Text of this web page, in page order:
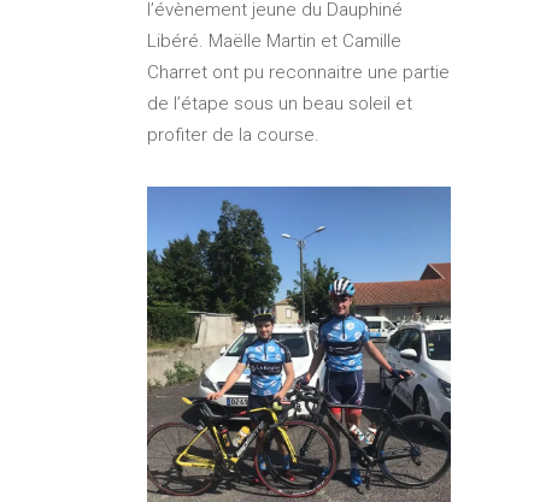
l’évènement jeune du Dauphiné
Libéré. Maëlle Martin et Camille
Charret ont pu reconnaitre une partie
de l’étape sous un beau soleil et
profiter de la course.